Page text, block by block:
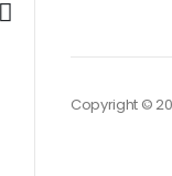
Copyright ©